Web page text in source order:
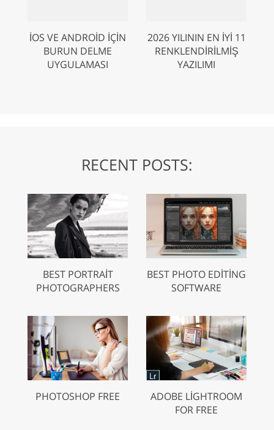
IOS VE ANDROID IÇIN
BURUN DELME
UYGULAMASI
2026 YILININ EN İYI 11
RENKLENDIRILMIŞ
YAZILIMI
RECENT POSTS:
BEST PORTRAIT
PHOTOGRAPHERS
BEST PHOTO EDITING
SOFTWARE
PHOTOSHOP FREE
ADOBE LIGHTROOM
FOR FREE